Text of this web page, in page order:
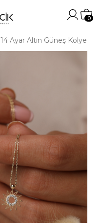
0
14 Ayar Altın Güneş Kolye